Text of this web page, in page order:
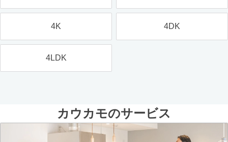
4K 4DK
4LDK
カウカモのサービス